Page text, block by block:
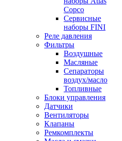
Copco
Сервисные
наборы FINI
Реле давления
Фильтры
Воздушные
Масляные
Сепараторы
воздух/масло
Топливные
Блоки управления
Датчики
Вентиляторы
Клапаны
Ремкомплекты